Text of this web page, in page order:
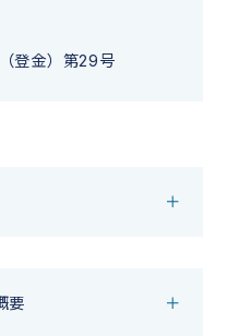
登金）第29号
要